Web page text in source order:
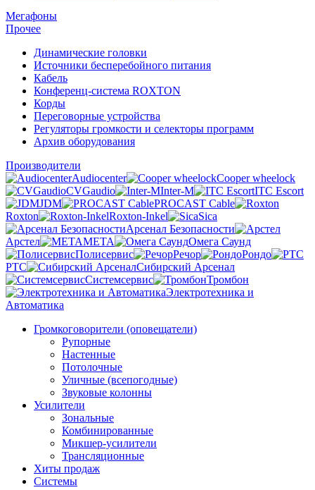
Мегафоны
Прочее
Динамические головки
Источники бесперебойного питания
Кабель
Конференц-система ROXTON
Корды
Переговорные устройства
Регуляторы громкости и селекторы программ
Архив оборудования
Производители
Audiocenter
Cooper wheelock
CVGaudio
Inter-M
ITC Escort
JDM
PROCAST Cable
Roxton
Roxton-Inkel
Sica
Арсенал Безопасности
Арстел
МЕТА
Омега Саунд
Полисервис
Речор
Рондо
РТС
Сибирский Арсенал
Системсервис
Тромбон
Электротехника и
Автоматика
Громкоговорители (оповещатели)
Рупорные
Настенные
Потолочные
Уличные (всепогодные)
Звуковые колонны
Усилители
Зональные
Комбинированные
Микшер-усилители
Трансляционные
Хиты продаж
Системы